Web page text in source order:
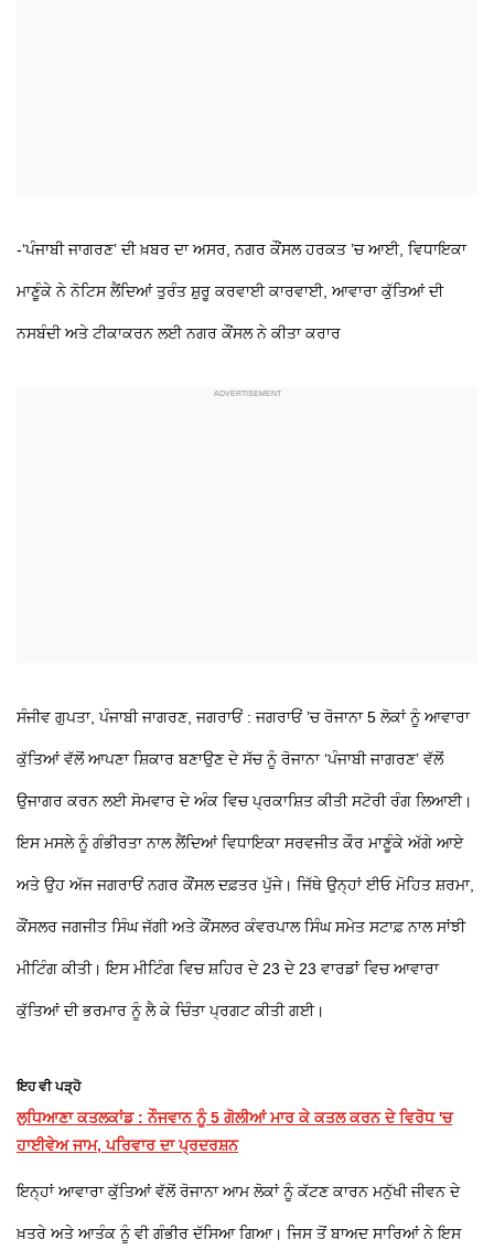
-‘ਪੰਜਾਬੀ ਜਾਗਰਣ’ ਦੀ ਖ਼ਬਰ ਦਾ ਅਸਰ, ਨਗਰ ਕੌਂਸਲ ਹਰਕਤ ’ਚ ਆਈ, ਵਿਧਾਇਕਾ
ਮਾਣੂੰਕੇ ਨੇ ਨੋਟਿਸ ਲੈਂਦਿਆਂ ਤੁਰੰਤ ਸ਼ੁਰੂ ਕਰਵਾਈ ਕਾਰਵਾਈ, ਆਵਾਰਾ ਕੁੱਤਿਆਂ ਦੀ
ਨਸਬੰਦੀ ਅਤੇ ਟੀਕਾਕਰਨ ਲਈ ਨਗਰ ਕੌਂਸਲ ਨੇ ਕੀਤਾ ਕਰਾਰ
ਸੰਜੀਵ ਗੁਪਤਾ, ਪੰਜਾਬੀ ਜਾਗਰਣ, ਜਗਰਾਓਂ : ਜਗਰਾਓਂ ’ਚ ਰੋਜਾਨਾ 5 ਲੋਕਾਂ ਨੂੰ ਆਵਾਰਾ
ਕੁੱਤਿਆਂ ਵੱਲੋਂ ਆਪਣਾ ਸ਼ਿਕਾਰ ਬਣਾਉਣ ਦੇ ਸੱਚ ਨੂੰ ਰੋਜਾਨਾ ‘ਪੰਜਾਬੀ ਜਾਗਰਣ’ ਵੱਲੋਂ
ਉਜਾਗਰ ਕਰਨ ਲਈ ਸੋਮਵਾਰ ਦੇ ਅੰਕ ਵਿਚ ਪ੍ਰਕਾਸ਼ਿਤ ਕੀਤੀ ਸਟੋਰੀ ਰੰਗ ਲਿਆਈ।
ਇਸ ਮਸਲੇ ਨੂੰ ਗੰਭੀਰਤਾ ਨਾਲ ਲੈਂਦਿਆਂ ਵਿਧਾਇਕਾ ਸਰਵਜੀਤ ਕੌਰ ਮਾਣੂੰਕੇ ਅੱਗੇ ਆਏ
ਅਤੇ ਉਹ ਅੱਜ ਜਗਰਾਓਂ ਨਗਰ ਕੌਂਸਲ ਦਫ਼ਤਰ ਪੁੱਜੇ। ਜਿੱਥੇ ਉਨ੍ਹਾਂ ਈਓ ਮੋਹਿਤ ਸ਼ਰਮਾ,
ਕੌਂਸਲਰ ਜਗਜੀਤ ਸਿੰਘ ਜੱਗੀ ਅਤੇ ਕੌਂਸਲਰ ਕੰਵਰਪਾਲ ਸਿੰਘ ਸਮੇਤ ਸਟਾਫ਼ ਨਾਲ ਸਾਂਝੀ
ਮੀਟਿੰਗ ਕੀਤੀ। ਇਸ ਮੀਟਿੰਗ ਵਿਚ ਸ਼ਹਿਰ ਦੇ 23 ਦੇ 23 ਵਾਰਡਾਂ ਵਿਚ ਆਵਾਰਾ
ਕੁੱਤਿਆਂ ਦੀ ਭਰਮਾਰ ਨੂੰ ਲੈ ਕੇ ਚਿੰਤਾ ਪ੍ਰਗਟ ਕੀਤੀ ਗਈ।
ਇਹ ਵੀ ਪੜ੍ਹੋ
ਲੁਧਿਆਣਾ ਕਤਲਕਾਂਡ : ਨੌਜਵਾਨ ਨੂੰ 5 ਗੋਲੀਆਂ ਮਾਰ ਕੇ ਕਤਲ ਕਰਨ ਦੇ ਵਿਰੋਧ 'ਚ
ਹਾਈਵੇਅ ਜਾਮ, ਪਰਿਵਾਰ ਦਾ ਪ੍ਰਦਰਸ਼ਨ
ਇਨ੍ਹਾਂ ਆਵਾਰਾ ਕੁੱਤਿਆਂ ਵੱਲੋਂ ਰੋਜਾਨਾ ਆਮ ਲੋਕਾਂ ਨੂੰ ਕੱਟਣ ਕਾਰਨ ਮਨੁੱਖੀ ਜੀਵਨ ਦੇ
ਖ਼ਤਰੇ ਅਤੇ ਆਤੰਕ ਨੂੰ ਵੀ ਗੰਭੀਰ ਦੱਸਿਆ ਗਿਆ। ਜਿਸ ਤੋਂ ਬਾਅਦ ਸਾਰਿਆਂ ਨੇ ਇਸ